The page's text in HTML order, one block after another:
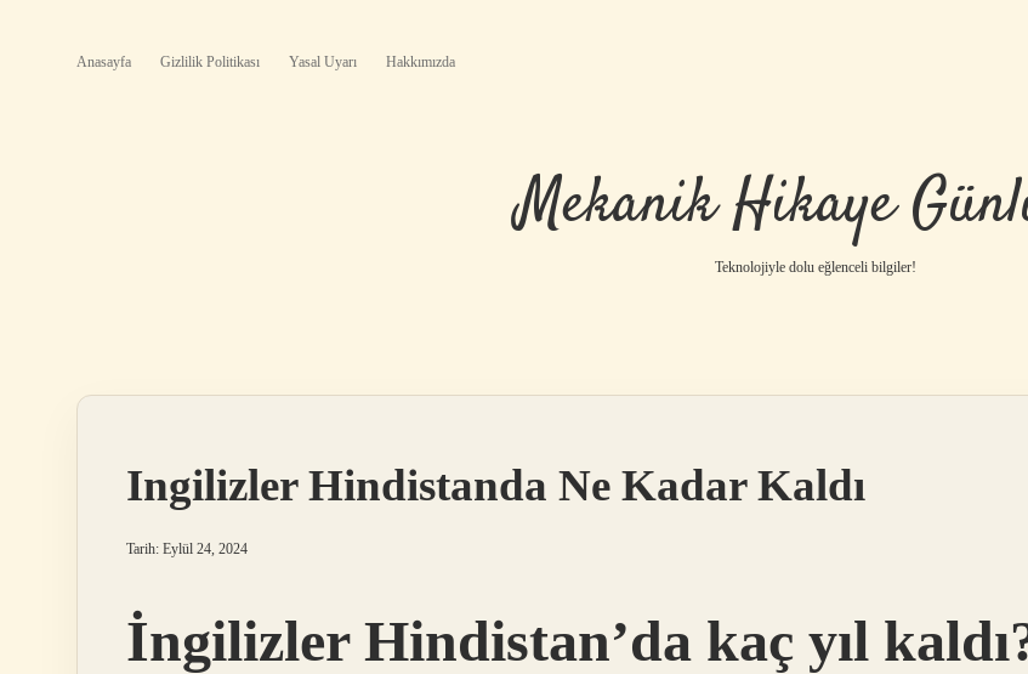
Anasayfa Gizlilik Politikası Yasal Uyarı Hakkımızda
Mekanik Hikaye
Teknolojiyle dolu eğlenceli bilgiler!
Ingilizler Hindistanda Ne Kadar Kaldı
Tarih: Eylül 24, 2024
İngilizler Hindistan’da kaç yıl